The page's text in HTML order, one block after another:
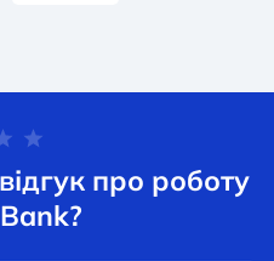
про роботу